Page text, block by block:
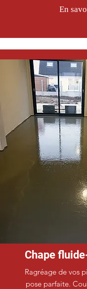
En
Chape
Ragréage de vos
pose parfaite.